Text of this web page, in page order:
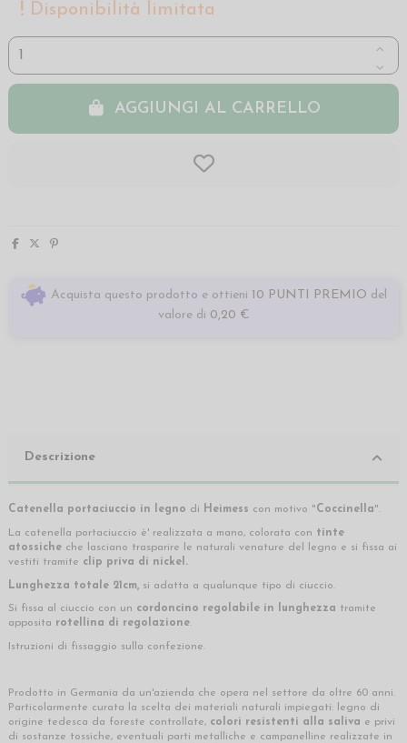
Disponibilità limitata
AGGIUNGI AL CARRELLO
Acquista questo prodotto e ottieni 10 PUNTI PREMIO del
valore di 0,20 €
Descrizione
Catenella portaciuccio in legno di Heimess con motivo "Coccinella".
La catenella portaciuccio è' realizzata a mano, colorata con tinte
atossiche che lasciano trasparire le naturali venature del legno e si fissa ai
vestiti tramite clip priva di nickel.
Lunghezza totale 21cm, si adatta a qualunque tipo di ciuccio.
Si fissa al ciuccio con un cordoncino regolabile in lunghezza tramite
apposita rotellina di regolazione.
Istruzioni di fissaggio sulla confezione.
Prodotto in Germania da un'azienda che opera nel settore da oltre 60 anni.
Particolarmente curata la scelta dei materiali naturali impiegati: legno di
origine tedesca da foreste controllate, colori resistenti alla saliva e privi
di sostanze tossiche, eventuali parti metalliche e campanelline realizzate in